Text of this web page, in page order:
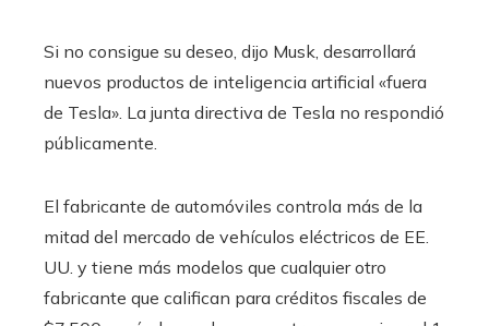
Si no consigue su deseo, dijo Musk, desarrollará
nuevos productos de inteligencia artificial «fuera
de Tesla». La junta directiva de Tesla no respondió
públicamente.
El fabricante de automóviles controla más de la
mitad del mercado de vehículos eléctricos de EE.
UU. y tiene más modelos que cualquier otro
fabricante que califican para créditos fiscales de